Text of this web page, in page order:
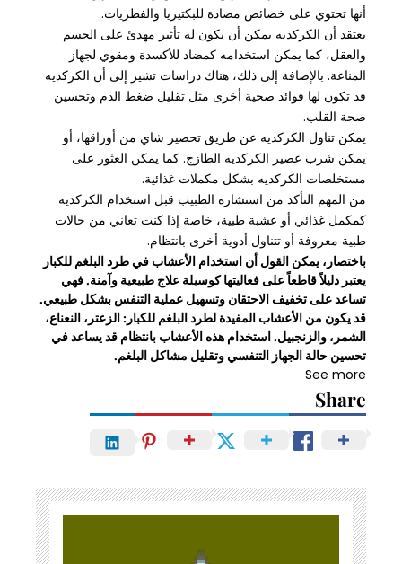
أنها تحتوي على خصائص مضادة للبكتيريا والفطريات.
يعتقد أن الكركديه يمكن أن يكون له تأثير مهدئ على الجسم
والعقل، كما يمكن استخدامه كمضاد للأكسدة ومقوي لجهاز
المناعة. بالإضافة إلى ذلك، هناك دراسات تشير إلى أن الكركديه
قد تكون لها فوائد صحية أخرى مثل تقليل ضغط الدم وتحسين
صحة القلب.
يمكن تناول الكركديه عن طريق تحضير شاي من أوراقها، أو
يمكن شرب عصير الكركديه الطازج. كما يمكن العثور على
مستخلصات الكركديه بشكل مكملات غذائية.
من المهم التأكد من استشارة الطبيب قبل استخدام الكركديه
كمكمل غذائي أو عشبة طبية، خاصة إذا كنت تعاني من حالات
طبية معروفة أو تتناول أدوية أخرى بانتظام.
باختصار، يمكن القول أن استخدام الأعشاب في طرد البلغم للكبار
يعتبر دليلاً قاطعاً على فعاليتها كوسيلة علاج طبيعية وآمنة. فهي
تساعد على تخفيف الاحتقان وتسهيل عملية التنفس بشكل طبيعي.
قد يكون من الأعشاب المفيدة لطرد البلغم للكبار: الزعتر، النعناع،
الشمر، والزنجبيل. استخدام هذه الأعشاب بانتظام قد يساعد في
تحسين حالة الجهاز التنفسي وتقليل مشاكل البلغم.
See more
Share